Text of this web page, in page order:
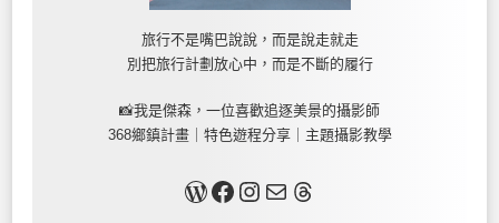
旅行不是嘴巴說說，而是說走就走
別把旅行計劃放心中，而是不斷的履行
📸我是傑森，一位喜歡追逐美景的攝影師
368鄉鎮計畫｜特色遊程分享｜主題攝影教學
關於我Facebook InstagramMail Threads